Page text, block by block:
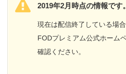
2019年2月時点の情報です。
現在は配信終了している場
FODプレミアム公式ホーム
確認ください。